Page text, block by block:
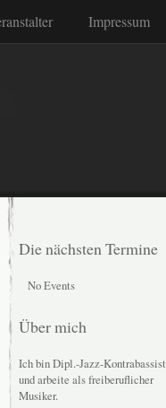
Impressum
Die nächsten Termine
No Events
Über mich
Ich bin Dipl.-Jazz-Kontrabassist
und arbeite als freiberuflicher
Musiker.